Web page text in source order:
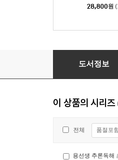
28,800원
용선생 추론독해
도서정보
이 상품의 시리즈
전체 품절포
용선생 추론독해